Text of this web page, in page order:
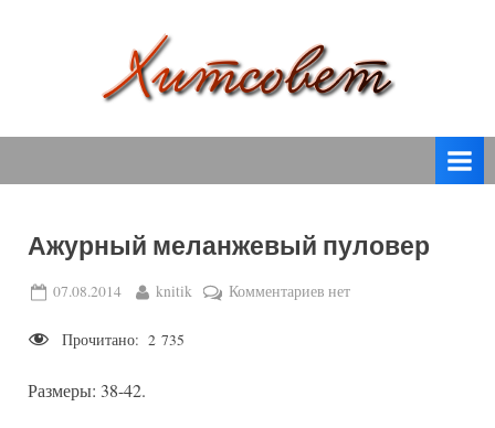
т
о
в
спицами,
крючком,
вязаные
модели
с
Ажурный меланжевый пуловер
Posted
07.08.2014 By
knitik Комментариевкнет
Прочитано: 2 735
Размеры: 38-42.